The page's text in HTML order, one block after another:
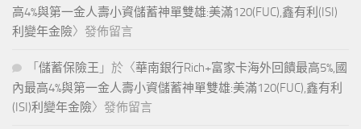
高4%與第一金人壽小資儲蓄神單雙雄:美滿120(FUC),鑫有利(ISI)
利變年金險〉發佈留言
「 儲蓄保險王 」於〈華南銀行Rich+富家卡海外回饋最高5%,國
內最高4%與第一金人壽小資儲蓄神單雙雄:美滿120(FUC),鑫有利
(ISI)利變年金險〉發佈留言